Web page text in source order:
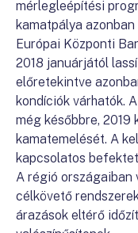
mérlegleépítési
kamatpálya
Európai Központi
2018 januárjától
előretekintve
kondíciók várhatók.
még későbbre, 2019
kamatemelését. A
kapcsolatos
A régió
célkövető
árazások eltérő